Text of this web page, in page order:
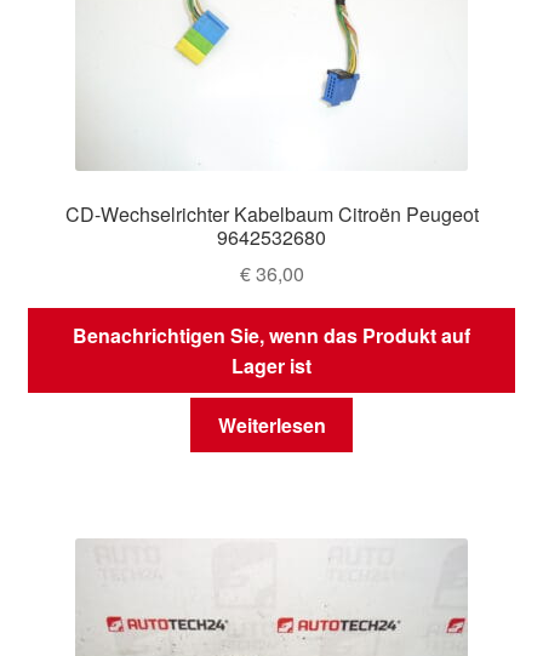
CD-Wechselrichter Kabelbaum Citroën Peugeot
9642532680
€36,00
Benachrichtigen Sie, wenn das Produkt auf
Lager ist
Weiterlesen